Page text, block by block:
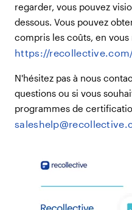
regarder, vous pouvez
dessous. Vous pouvez
compris les coûts, en vous
https://
N'hésitez pas à nous
questions ou si vous
programmes de